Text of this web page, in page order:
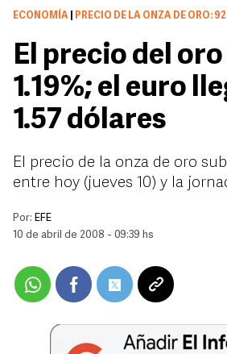
ECONOMÍA PRECIO DE LA ONZA DE ORO:
El precio del
1.19%; el euro
1.57 dólares
El precio de la onza de oro
entre hoy (jueves 10) y la
Por: EFE
10 de abril de 2008 - 09:39 hs